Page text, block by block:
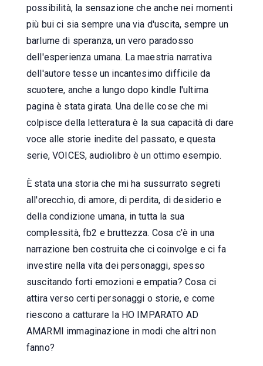
possibilità, la sensazione che anche nei momenti
più bui ci sia sempre una via d'uscita, sempre un
barlume di speranza, un vero paradosso
dell'esperienza umana. La maestria narrativa
dell'autore tesse un incantesimo difficile da
scuotere, anche a lungo dopo kindle l'ultima
pagina è stata girata. Una delle cose che mi
colpisce della letteratura è la sua capacità di dare
voce alle storie inedite del passato, e questa
serie, VOICES, audiolibro è un ottimo esempio.
È stata una storia che mi ha sussurrato segreti
all'orecchio, di amore, di perdita, di desiderio e
della condizione umana, in tutta la sua
complessità, fb2 e bruttezza. Cosa c'è in una
narrazione ben costruita che ci coinvolge e ci fa
investire nella vita dei personaggi, spesso
suscitando forti emozioni e empatia? Cosa ci
attira verso certi personaggi o storie, e come
riescono a catturare la HO IMPARATO AD
AMARMI immaginazione in modi che altri non
fanno?